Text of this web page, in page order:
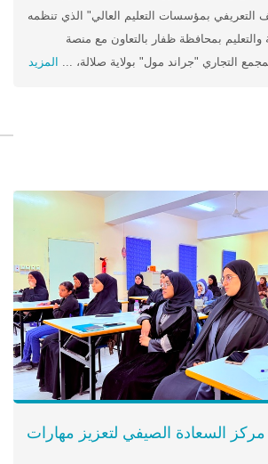
التعريفي بمؤسسات التعليم العالي" الذي تنظمه
والتعليم بمحافظة ظفار بالتعاون مع منصة
التجاري "جراند مول" بولاية صلالة، ... المزيد
السعادة الصيفي لتعزيز مهارات